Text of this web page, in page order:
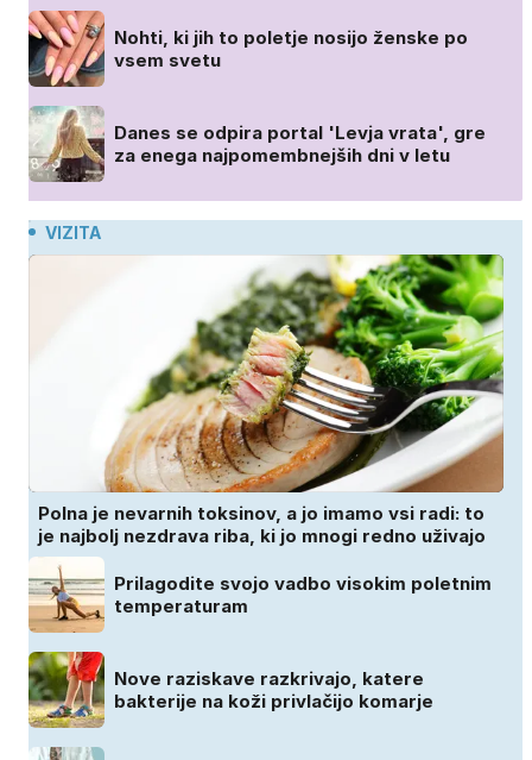
Nohti, ki jih to poletje nosijo ženske po
vsem svetu
Danes se odpira portal 'Levja vrata', gre
za enega najpomembnejših dni v letu
VIZITA
Polna je nevarnih toksinov, a jo imamo vsi radi: to
je najbolj nezdrava riba, ki jo mnogi redno uživajo
Prilagodite svojo vadbo visokim poletnim
temperaturam
Nove raziskave razkrivajo, katere
bakterije na koži privlačijo komarje